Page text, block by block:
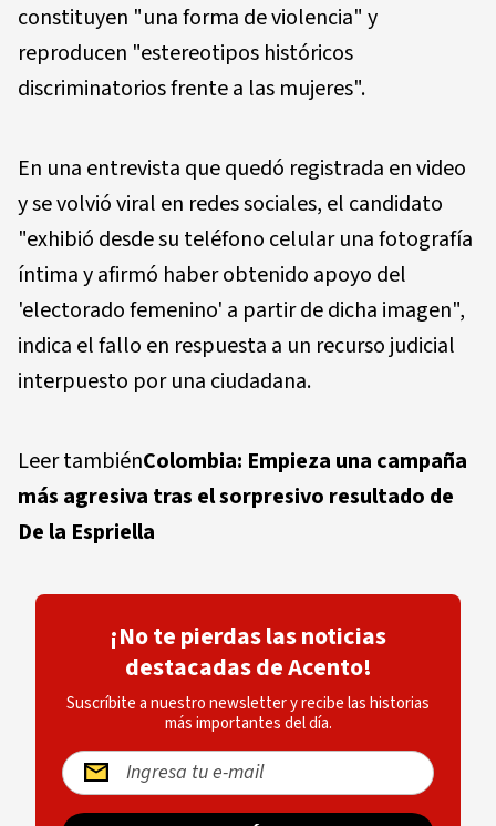
constituyen "una forma de violencia" y
reproducen "estereotipos históricos
discriminatorios frente a las mujeres".
En una entrevista que quedó registrada en video
y se volvió viral en redes sociales, el candidato
"exhibió desde su teléfono celular una fotografía
íntima y afirmó haber obtenido apoyo del
'electorado femenino' a partir de dicha imagen",
indica el fallo en respuesta a un recurso judicial
interpuesto por una ciudadana.
Leer tambiénColombia: Empieza una campaña
más agresiva tras el sorpresivo resultado de
De la Espriella
¡No te pierdas las noticias
destacadas de Acento!
Suscríbite a nuestro newsletter y recibe las historias
más importantes del día.